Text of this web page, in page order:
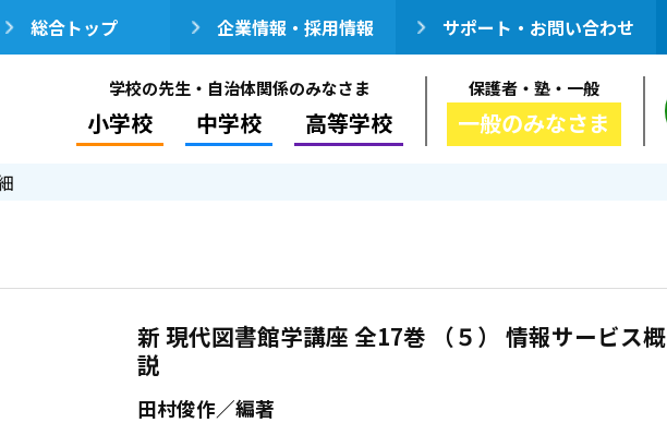
総合トップ 企業情報・採用情報 サポート・お問い合わせ
学校の先生・自治体関係のみなさま
小学校 中学校 高等学校
保護者・塾・一般
一般のみなさま
新 現代図書館学講座 全17巻 （５） 情報サービス概
説
田村俊作／編著